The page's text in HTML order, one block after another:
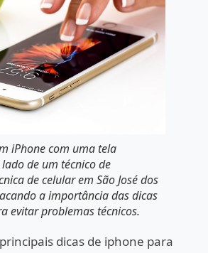
iPhone com uma tela
de um técnico de
de celular em São José dos
a importância das dicas
evitar problemas técnicos.
dicas de iphone para